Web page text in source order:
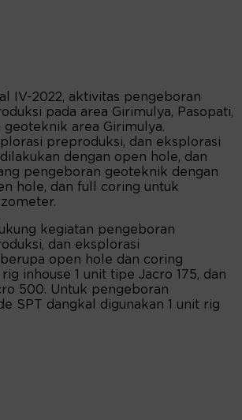
IV-2022, aktivitas pengeboran
pada area Girimulya, Pasopati,
area Girimulya.
preproduksi, dan eksplorasi
dengan open hole, dan
pengeboran geoteknik dengan
hole, dan full coring untuk
kegiatan pengeboran
dan eksplorasi
open hole dan coring
inhouse 1 unit tipe Jacro 175, dan
500. Untuk pengeboran
SPT dangkal digunakan 1 unit rig